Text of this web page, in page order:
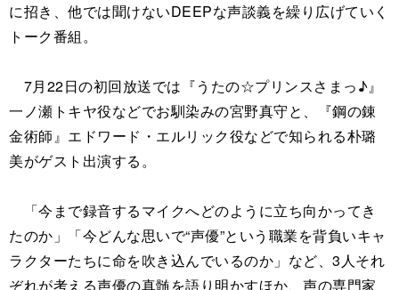
に招き、他では聞けないDEEPな声談義を繰り広げていく
トーク番組。
7月22日の初回放送では『うたの☆プリンスさまっ♪』
一ノ瀬トキヤ役などでお馴染みの宮野真守と、『鋼の錬
金術師』エドワード・エルリック役などで知られる朴璐
美がゲスト出演する。
「今まで録音するマイクへどのように立ち向かってき
たのか」「今どんな思いで“声優”という職業を背負いキャ
ラクターたちに命を吹き込んでいるのか」など、3人それ
ぞれが考える声優の真髄を語り明かすほか、声の専門家